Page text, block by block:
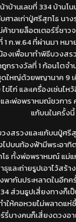
าบ้านเลขที่ 334 บ้านโ
ศาลเก่าปู่ศรีสุทโธ นา
ค้าขายล็อตเตอร์รี่ชา
1 ก.พ.64 ที่ผ่านมา หม
เพื่อมาทำพิธีบวงสร
กรางวัลที่ 1 ก้อนโตจ
หญ่ด้วยพญานาค 9 เ
ข่ไก่ และเครื่องเซ่น
ละพ่อพราหมณ์ชวการ
แก้บนในครั้งนี้
งสรวงและแก้บนปู่ศรี
ปบนท้องฟ้ามีพระอา
ธ ทั้งพ่อพราหมณ์ แม่แ
และถ่ายรูปเอาไว้สร้า
ากันประหลาดในอีกค
ส่วนธูปเสี่ยงทางก็เ
ำให้คอหวยไม่พลาดแ
รี่บางคนก็เสี่ยงดวงอ